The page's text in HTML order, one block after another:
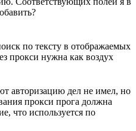
по тексту в отображаемых
прокси нужна как воздух
авторизацию дел не имел, но
прокси прога должна
что используется по